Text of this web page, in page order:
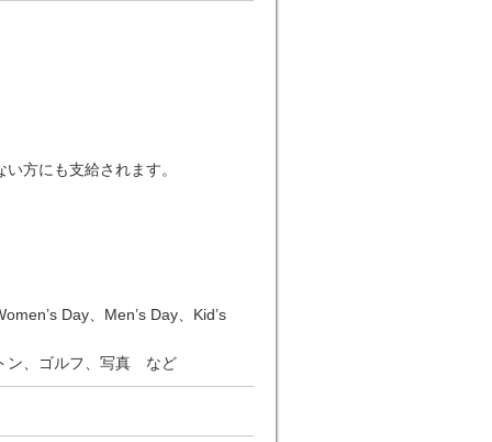
方にも支給されます。
Day、Men’s Day、Kid’s
ン、ゴルフ、写真 など